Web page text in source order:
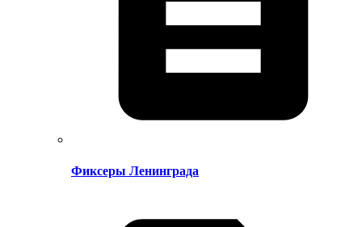
Фиксеры Ленинграда